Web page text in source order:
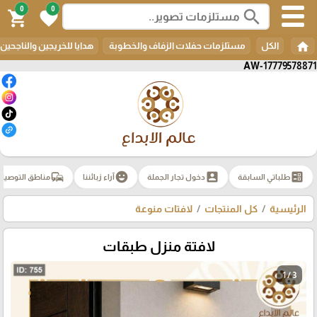
AW-17779578871
search
0
favorite
0
shopping_cart
home الكل مستلزمات حفلات الزفاف والخطوبة هدايا للخريجين والناجحين
ballotطلباتي السابقة account_box دخول تجار الجملة emoji_emotionsآراء زبائننا commuteمناطق
الرئيسية كل المنتجات لافتات منوعة
لافتة منزل طبقات
1 / 3